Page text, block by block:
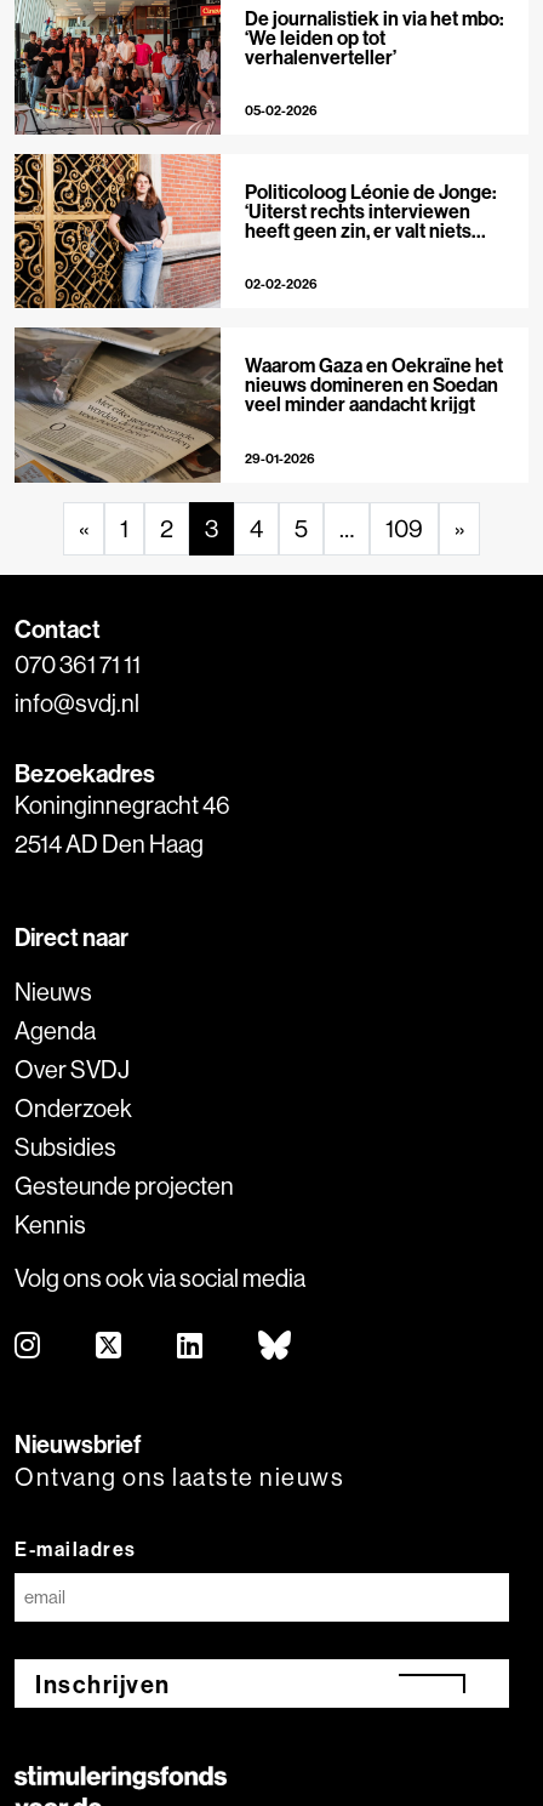
De journalistiek in via het mbo:
‘We leiden op tot
verhalenverteller’
05-02-2026
Politicoloog Léonie de Jonge:
‘Uiterst rechts interviewen
heeft geen zin, er valt niets
02-02-2026
Waarom Gaza en Oekraïne het
nieuws domineren en Soedan
veel minder aandacht krijgt
29-01-2026
« 1 2 3 4 5 … 109 »
Contact
070 361 71 11
info@svdj.nl
Bezoekadres
Koninginnegracht 46
2514 AD Den Haag
Direct naar
Nieuws
Agenda
Over SVDJ
Onderzoek
Subsidies
Gesteunde projecten
Kennis
Volg ons ook via social media
Nieuwsbrief
Ontvang ons laatste nieuws
E-mailadres
Inschrijven